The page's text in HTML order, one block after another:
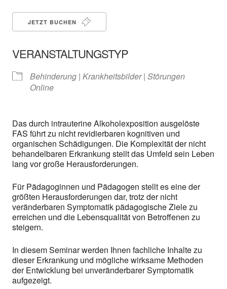
JETZT BUCHEN
VERANSTALTUNGSTYP
Behinderung | Krankheitsbilder | Störungen
Online
Das durch intrauterine Alkoholexposition ausgelöste
FAS führt zu nicht revidierbaren kognitiven und
organischen Schädigungen. Die Komplexität der nicht
behandelbaren Erkrankung stellt das Umfeld sein Leben
lang vor große Herausforderungen.
Für Pädagoginnen und Pädagogen stellt es eine der
größten Herausforderungen dar, trotz der nicht
veränderbaren Symptomatik pädagogische Ziele zu
erreichen und die Lebensqualität von Betroffenen zu
steigern.
In diesem Seminar werden Ihnen fachliche Inhalte zu
dieser Erkrankung und mögliche wirksame Methoden
der Entwicklung bei unveränderbarer Symptomatik
aufgezeigt.